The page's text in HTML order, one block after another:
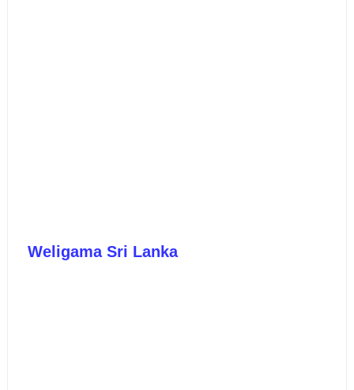
Weligama Sri Lanka